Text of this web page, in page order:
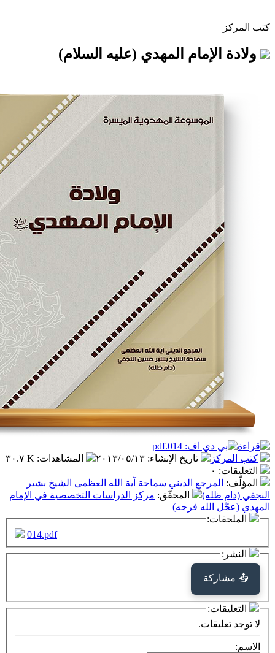
المهدي (عليه السلام)
تاريخ الإنشاء:٢٠١٣/٠٥/١٣ المشاهدات:٣٠.٧ K
٠
الديني سماحة آية الله العظمى الشيخ بشير
المحقّق:مركز الدراسات التخصصية في الإمام
فرجه)